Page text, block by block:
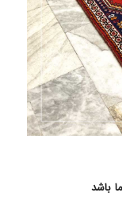
باشد